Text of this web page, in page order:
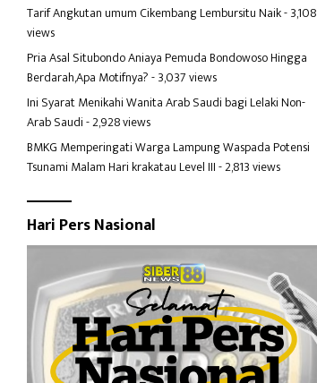
Tarif Angkutan umum Cikembang Lembursitu Naik- 3,108
views
Pria Asal Situbondo Aniaya Pemuda Bondowoso Hingga
Berdarah,Apa Motifnya?- 3,037 views
Ini Syarat Menikahi Wanita Arab Saudi bagi Lelaki Non-
Arab Saudi- 2,928 views
BMKG Memperingati Warga Lampung Waspada Potensi
Tsunami Malam Hari krakatau Level III- 2,813 views
Hari Pers Nasional